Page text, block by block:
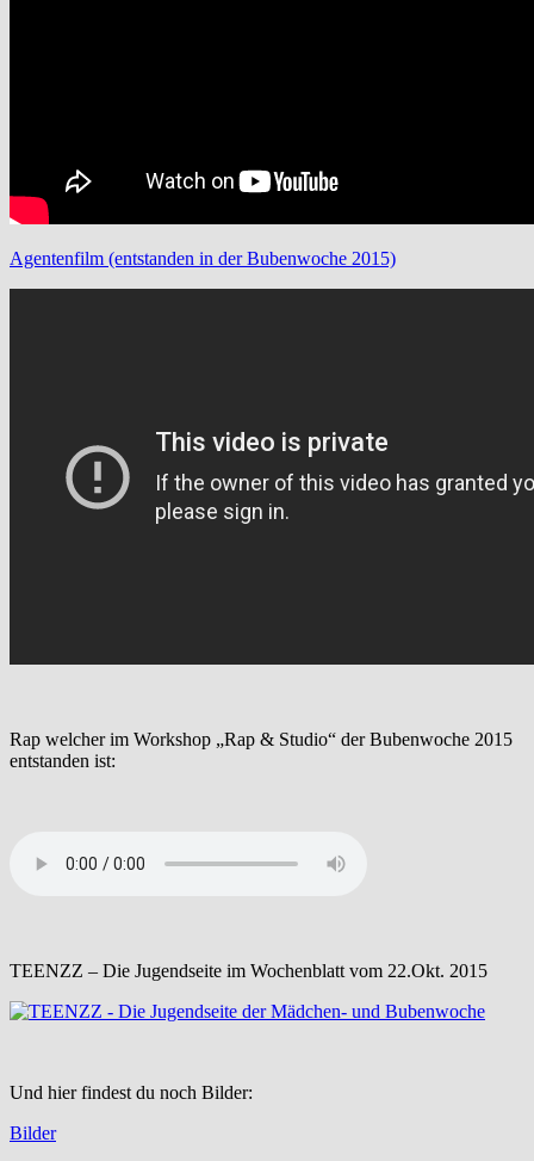
Agentenfilm (entstanden in der Bubenwoche 2015)
Rap welcher im Workshop „Rap & Studio“ der Bubenwoche 2015
entstanden ist:
TEENZZ – Die Jugendseite im Wochenblatt vom 22.Okt. 2015
Und hier findest du noch Bilder:
Bilder